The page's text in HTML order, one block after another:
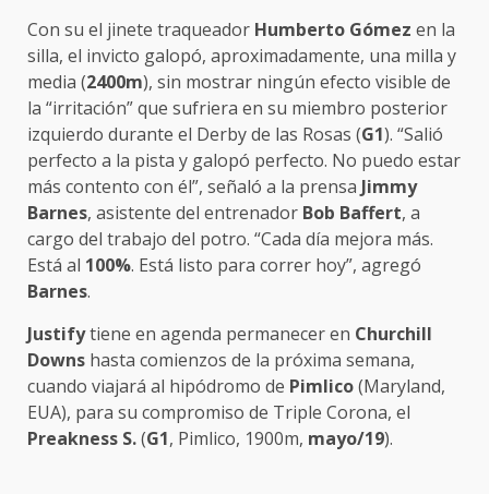
Con su el jinete traqueador Humberto Gómez en la
silla, el invicto galopó, aproximadamente, una milla y
media (2400m), sin mostrar ningún efecto visible de
la “irritación” que sufriera en su miembro posterior
izquierdo durante el Derby de las Rosas (G1). “Salió
perfecto a la pista y galopó perfecto. No puedo estar
más contento con él”, señaló a la prensa Jimmy
Barnes, asistente del entrenador Bob Baffert, a
cargo del trabajo del potro. “Cada día mejora más.
Está al 100%. Está listo para correr hoy”, agregó
Barnes.
Justifytiene en agenda permanecer en Churchill
Downs hasta comienzos de la próxima semana,
cuando viajará al hipódromo de Pimlico(Maryland,
EUA), para su compromiso de Triple Corona, el
Preakness S.(G1, Pimlico, 1900m, mayo/19).